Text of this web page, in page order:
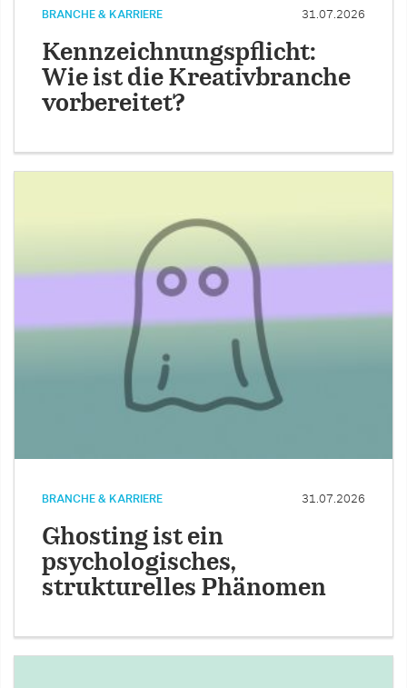
BRANCHE & KARRIERE 31.07.2026
Kennzeichnungspflicht:
Wie ist die Kreativbranche
vorbereitet?
BRANCHE & KARRIERE 31.07.2026
Ghosting ist ein
psychologisches,
strukturelles Phänomen